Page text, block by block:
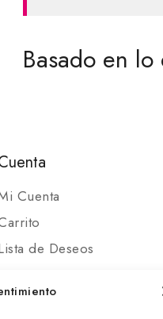
Basado en
Cuenta
de Deseos